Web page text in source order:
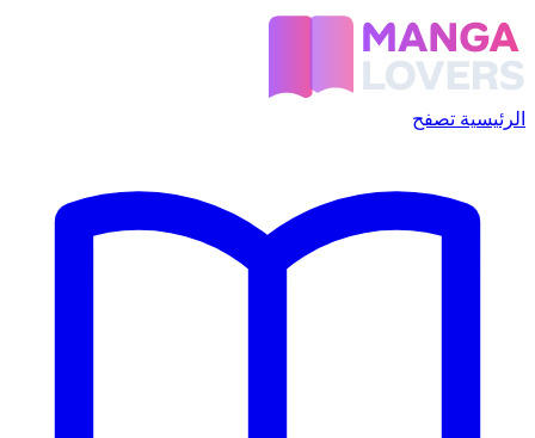
الرئيسية تصفح